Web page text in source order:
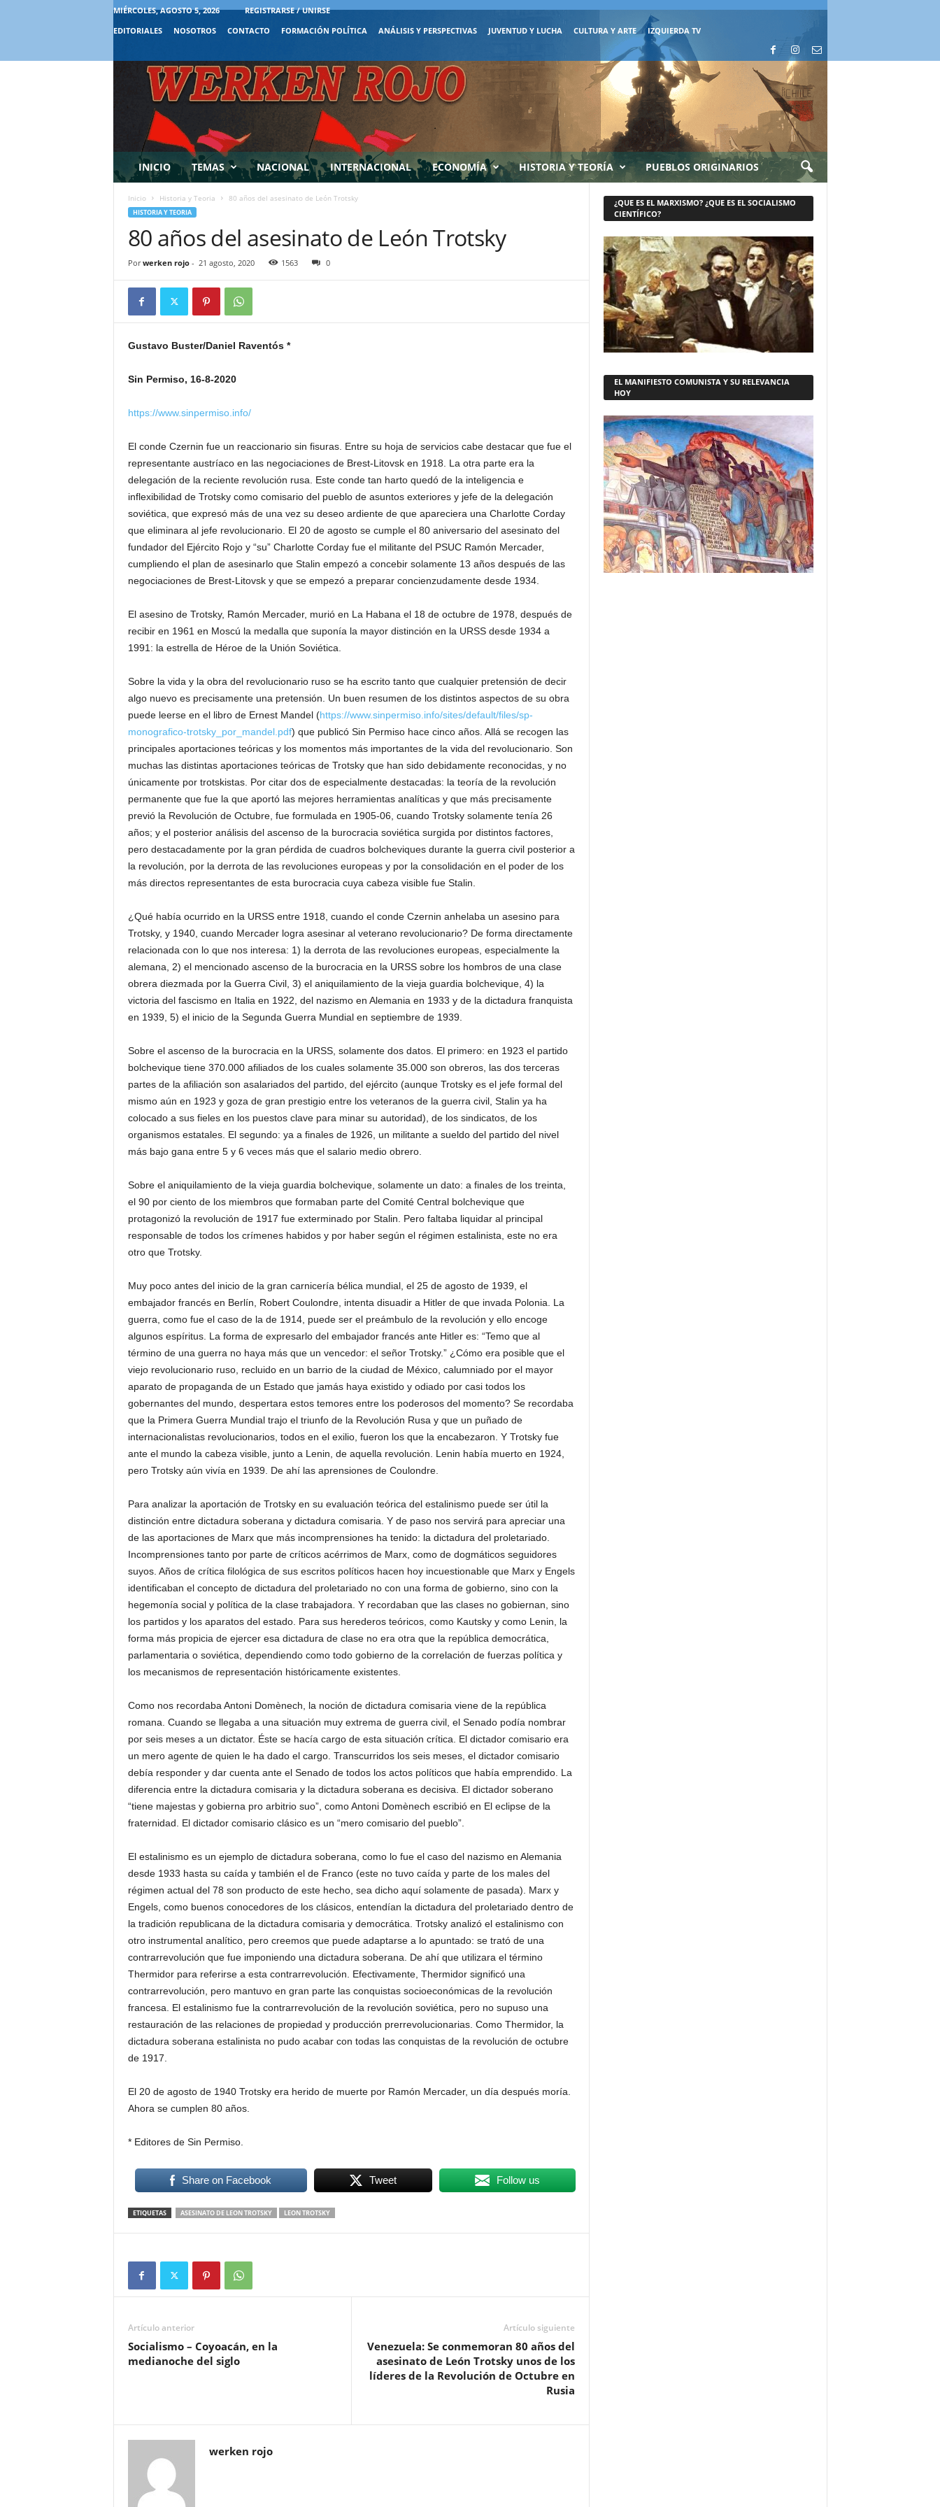
MIÉRCOLES, AGOSTO 5, 2026
REGISTRARSE / UNIRSE
EDITORIALES
NOSOTROS CONTACTO FORMACIÓN POLÍTICA ANÁLISIS Y PERSPECTIVAS JUVENTUD Y LUCHA CULTURA Y ARTE IZQUIERDA TV
INICIO TEMAS NACIONAL INTERNACIONAL ECONOMÍA HISTORIA Y TEORÍA PUEBLOS ORIGINARIOS
Inicio Historia y Teoria 80 años del asesinato de León Trotsky
HISTORIA Y TEORIA
80 años del asesinato de León Trotsky
Por werken rojo- 21 agosto, 2020 1563 0
Gustavo Buster/Daniel Raventós *
Sin Permiso, 16-8-2020
https://www.sinpermiso.info/
El conde Czernin fue un reaccionario sin fisuras. Entre su hoja de servicios cabe destacar que fue el
representante austríaco en las negociaciones de Brest-Litovsk en 1918. La otra parte era la
delegación de la reciente revolución rusa. Este conde tan harto quedó de la inteligencia e
inflexibilidad de Trotsky como comisario del pueblo de asuntos exteriores y jefe de la delegación
soviética, que expresó más de una vez su deseo ardiente de que apareciera una Charlotte Corday
que eliminara al jefe revolucionario. El 20 de agosto se cumple el 80 aniversario del asesinato del
fundador del Ejército Rojo y “su” Charlotte Corday fue el militante del PSUC Ramón Mercader,
cumpliendo el plan de asesinarlo que Stalin empezó a concebir solamente 13 años después de las
negociaciones de Brest-Litovsk y que se empezó a preparar concienzudamente desde 1934.
El asesino de Trotsky, Ramón Mercader, murió en La Habana el 18 de octubre de 1978, después de
recibir en 1961 en Moscú la medalla que suponía la mayor distinción en la URSS desde 1934 a
1991: la estrella de Héroe de la Unión Soviética.
Sobre la vida y la obra del revolucionario ruso se ha escrito tanto que cualquier pretensión de decir
algo nuevo es precisamente una pretensión. Un buen resumen de los distintos aspectos de su obra
puede leerse en el libro de Ernest Mandel (https://www.sinpermiso.info/sites/default/files/sp-
monografico-trotsky_por_mandel.pdf) que publicó Sin Permiso hace cinco años. Allá se recogen las
principales aportaciones teóricas y los momentos más importantes de la vida del revolucionario. Son
muchas las distintas aportaciones teóricas de Trotsky que han sido debidamente reconocidas, y no
únicamente por trotskistas. Por citar dos de especialmente destacadas: la teoría de la revolución
permanente que fue la que aportó las mejores herramientas analíticas y que más precisamente
previó la Revolución de Octubre, fue formulada en 1905-06, cuando Trotsky solamente tenía 26
años; y el posterior análisis del ascenso de la burocracia soviética surgida por distintos factores,
pero destacadamente por la gran pérdida de cuadros bolcheviques durante la guerra civil posterior a
la revolución, por la derrota de las revoluciones europeas y por la consolidación en el poder de los
más directos representantes de esta burocracia cuya cabeza visible fue Stalin.
¿Qué había ocurrido en la URSS entre 1918, cuando el conde Czernin anhelaba un asesino para
Trotsky, y 1940, cuando Mercader logra asesinar al veterano revolucionario? De forma directamente
relacionada con lo que nos interesa: 1) la derrota de las revoluciones europeas, especialmente la
alemana, 2) el mencionado ascenso de la burocracia en la URSS sobre los hombros de una clase
obrera diezmada por la Guerra Civil, 3) el aniquilamiento de la vieja guardia bolchevique, 4) la
victoria del fascismo en Italia en 1922, del nazismo en Alemania en 1933 y de la dictadura franquista
en 1939, 5) el inicio de la Segunda Guerra Mundial en septiembre de 1939.
Sobre el ascenso de la burocracia en la URSS, solamente dos datos. El primero: en 1923 el partido
bolchevique tiene 370.000 afiliados de los cuales solamente 35.000 son obreros, las dos terceras
partes de la afiliación son asalariados del partido, del ejército (aunque Trotsky es el jefe formal del
mismo aún en 1923 y goza de gran prestigio entre los veteranos de la guerra civil, Stalin ya ha
colocado a sus fieles en los puestos clave para minar su autoridad), de los sindicatos, de los
organismos estatales. El segundo: ya a finales de 1926, un militante a sueldo del partido del nivel
más bajo gana entre 5 y 6 veces más que el salario medio obrero.
Sobre el aniquilamiento de la vieja guardia bolchevique, solamente un dato: a finales de los treinta,
el 90 por ciento de los miembros que formaban parte del Comité Central bolchevique que
protagonizó la revolución de 1917 fue exterminado por Stalin. Pero faltaba liquidar al principal
responsable de todos los crímenes habidos y por haber según el régimen estalinista, este no era
otro que Trotsky.
Muy poco antes del inicio de la gran carnicería bélica mundial, el 25 de agosto de 1939, el
embajador francés en Berlín, Robert Coulondre, intenta disuadir a Hitler de que invada Polonia. La
guerra, como fue el caso de la de 1914, puede ser el preámbulo de la revolución y ello encoge
algunos espíritus. La forma de expresarlo del embajador francés ante Hitler es: “Temo que al
término de una guerra no haya más que un vencedor: el señor Trotsky.” ¿Cómo era posible que el
viejo revolucionario ruso, recluido en un barrio de la ciudad de México, calumniado por el mayor
aparato de propaganda de un Estado que jamás haya existido y odiado por casi todos los
gobernantes del mundo, despertara estos temores entre los poderosos del momento? Se recordaba
que la Primera Guerra Mundial trajo el triunfo de la Revolución Rusa y que un puñado de
internacionalistas revolucionarios, todos en el exilio, fueron los que la encabezaron. Y Trotsky fue
ante el mundo la cabeza visible, junto a Lenin, de aquella revolución. Lenin había muerto en 1924,
pero Trotsky aún vivía en 1939. De ahí las aprensiones de Coulondre.
Para analizar la aportación de Trotsky en su evaluación teórica del estalinismo puede ser útil la
distinción entre dictadura soberana y dictadura comisaria. Y de paso nos servirá para apreciar una
de las aportaciones de Marx que más incomprensiones ha tenido: la dictadura del proletariado.
Incomprensiones tanto por parte de críticos acérrimos de Marx, como de dogmáticos seguidores
suyos. Años de crítica filológica de sus escritos políticos hacen hoy incuestionable que Marx y Engels
identificaban el concepto de dictadura del proletariado no con una forma de gobierno, sino con la
hegemonía social y política de la clase trabajadora. Y recordaban que las clases no gobiernan, sino
los partidos y los aparatos del estado. Para sus herederos teóricos, como Kautsky y como Lenin, la
forma más propicia de ejercer esa dictadura de clase no era otra que la república democrática,
parlamentaria o soviética, dependiendo como todo gobierno de la correlación de fuerzas política y
los mecanismos de representación históricamente existentes.
Como nos recordaba Antoni Domènech, la noción de dictadura comisaria viene de la república
romana. Cuando se llegaba a una situación muy extrema de guerra civil, el Senado podía nombrar
por seis meses a un dictator. Éste se hacía cargo de esta situación crítica. El dictador comisario era
un mero agente de quien le ha dado el cargo. Transcurridos los seis meses, el dictador comisario
debía responder y dar cuenta ante el Senado de todos los actos políticos que había emprendido. La
diferencia entre la dictadura comisaria y la dictadura soberana es decisiva. El dictador soberano
“tiene majestas y gobierna pro arbitrio suo”, como Antoni Domènech escribió en El eclipse de la
fraternidad. El dictador comisario clásico es un “mero comisario del pueblo”.
El estalinismo es un ejemplo de dictadura soberana, como lo fue el caso del nazismo en Alemania
desde 1933 hasta su caída y también el de Franco (este no tuvo caída y parte de los males del
régimen actual del 78 son producto de este hecho, sea dicho aquí solamente de pasada). Marx y
Engels, como buenos conocedores de los clásicos, entendían la dictadura del proletariado dentro de
la tradición republicana de la dictadura comisaria y democrática. Trotsky analizó el estalinismo con
otro instrumental analítico, pero creemos que puede adaptarse a lo apuntado: se trató de una
contrarrevolución que fue imponiendo una dictadura soberana. De ahí que utilizara el término
Thermidor para referirse a esta contrarrevolución. Efectivamente, Thermidor significó una
contrarrevolución, pero mantuvo en gran parte las conquistas socioeconómicas de la revolución
francesa. El estalinismo fue la contrarrevolución de la revolución soviética, pero no supuso una
restauración de las relaciones de propiedad y producción prerrevolucionarias. Como Thermidor, la
dictadura soberana estalinista no pudo acabar con todas las conquistas de la revolución de octubre
de 1917.
El 20 de agosto de 1940 Trotsky era herido de muerte por Ramón Mercader, un día después moría.
Ahora se cumplen 80 años.
* Editores de Sin Permiso.
Share on Facebook Tweet Follow us
ETIQUETAS ASESINATO DE LEON TROTSKY LEON TROTSKY
Artículo anterior
Socialismo – Coyoacán, en la
medianoche del siglo
Artículo siguiente
Venezuela: Se conmemoran 80 años del
asesinato de León Trotsky unos de los
líderes de la Revolución de Octubre en
Rusia
werken rojo
¿QUE ES EL MARXISMO? ¿QUE ES EL SOCIALISMO
CIENTÍFICO?
EL MANIFIESTO COMUNISTA Y SU RELEVANCIA
HOY